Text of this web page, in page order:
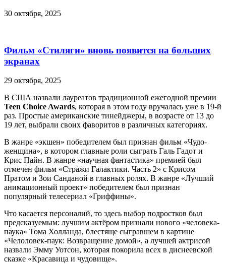
30 октября, 2025
Фильм «Стиляги» вновь появится на больших
экранах
29 октября, 2025
В США назвали лауреатов традиционной ежегодной премии
Teen Choice Awards, которая в этом году вручалась уже в 19-й
раз. Простые американские тинейджеры, в возрасте от 13 до
19 лет, выбрали своих фаворитов в различных категориях.
В жанре «экшен» победителем был признан фильм «Чудо-
женщина», в котором главные роли сыграть Галь Гадот и
Крис Пайн. В жанре «научная фантастика» премией был
отмечен фильм «Стражи Галактики. Часть 2» с Крисом
Пратом и Зои Санданой в главных ролях. В жанре «Лучший
анимационный проект» победителем был признан
популярный телесериал «Гриффины».
Что касается персоналий, то здесь выбор подростков был
предсказуемым: лучшим актёром признали нового «человека-
паука» Тома Холланда, блестяще сыгравшем в картине
«Челоловек-паук: Возвращение домой», а лучшей актрисой
назвали Эмму Уотсон, которая покорила всех в диснеевской
сказке «Красавица и чудовище».